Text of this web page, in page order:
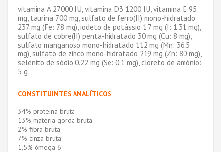
vitamina A 27000 IU, vitamina D3 1200 IU, vitamina E 95
mg, taurina 700 mg, sulfato de ferro(II) mono-hidratado
237 mg (Fe: 78 mg), iodeto de potássio 1.7 mg (I: 1.31 mg),
sulfato de cobre(II) penta-hidratado 30 mg (Cu: 8 mg),
sulfato manganoso mono-hidratado 112 mg (Mn: 36.5
mg), sulfato de zinco mono-hidratado 219 mg (Zn: 80 mg),
selenito de sódio 0.22 mg (Se: 0.1 mg), cloreto de amónio:
5 g,
CONSTITUINTES ANALÍTICOS
34% proteína bruta
13% matéria gorda bruta
2% fibra bruta
7% cinza bruta
1,5% ómega 6